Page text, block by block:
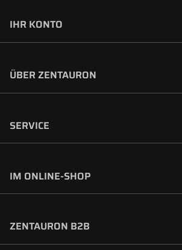
IHR KONTO
ÜBER ZENTAURON
SERVICE
IM ONLINE-SHOP
ZENTAURON B2B